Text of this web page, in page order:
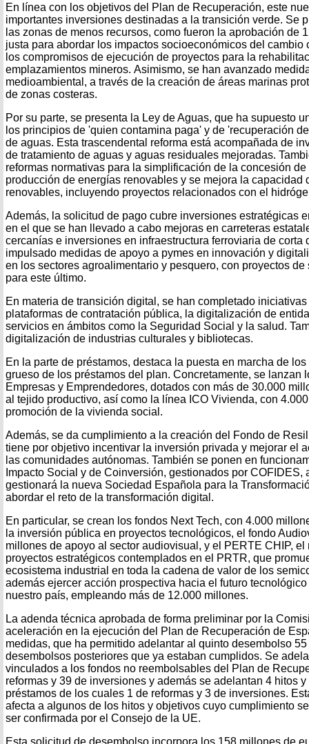
En línea con los objetivos del Plan de Recuperación, este
importantes inversiones destinadas a la transición verde. Se
las zonas de menos recursos, como fueron la aprobación de
justa para abordar los impactos socioeconómicos del cambio
los compromisos de ejecución de proyectos para la
emplazamientos mineros. Asimismo, se han avanzado
medioambiental, a través de la creación de áreas marinas
de zonas costeras.
Por su parte, se presenta la Ley de Aguas, que ha supuesto
los principios de 'quien contamina paga' y de 'recuperación
de aguas. Esta trascendental reforma está acompañada de
de tratamiento de aguas y aguas residuales mejoradas.
reformas normativas para la simplificación de la concesión
producción de energías renovables y se mejora la capacidad
renovables, incluyendo proyectos relacionados con el
Además, la solicitud de pago cubre inversiones estratégicas
en el que se han llevado a cabo mejoras en carreteras
cercanías e inversiones en infraestructura ferroviaria de corta
impulsado medidas de apoyo a pymes en innovación y
en los sectores agroalimentario y pesquero, con proyectos
para este último.
En materia de transición digital, se han completado
plataformas de contratación pública, la digitalización de
servicios en ámbitos como la Seguridad Social y la salud.
digitalización de industrias culturales y bibliotecas.
En la parte de préstamos, destaca la puesta en marcha de
grueso de los préstamos del plan. Concretamente, se lanzan
Empresas y Emprendedores, dotados con más de 30.000
al tejido productivo, así como la línea ICO Vivienda, con
promoción de la vivienda social.
Además, se da cumplimiento a la creación del Fondo de
tiene por objetivo incentivar la inversión privada y mejorar el
las comunidades autónomas. También se ponen en
Impacto Social y de Coinversión, gestionados por COFIDES,
gestionará la nueva Sociedad Española para la
abordar el reto de la transformación digital.
En particular, se crean los fondos Next Tech, con 4.000
la inversión pública en proyectos tecnológicos, el fondo
millones de apoyo al sector audiovisual, y el PERTE CHIP,
proyectos estratégicos contemplados en el PRTR, que
ecosistema industrial en toda la cadena de valor de los
además ejercer acción prospectiva hacia el futuro
nuestro país, empleando más de 12.000 millones.
La adenda técnica aprobada de forma preliminar por la
aceleración en la ejecución del Plan de Recuperación de
medidas, que ha permitido adelantar al quinto desembolso
desembolsos posteriores que ya estaban cumplidos. Se
vinculados a los fondos no reembolsables del Plan de
reformas y 39 de inversiones y además se adelantan 4 hitos
préstamos de los cuales 1 de reformas y 3 de inversiones.
afecta a algunos de los hitos y objetivos cuyo cumplimiento
ser confirmada por el Consejo de la UE.
Esta solicitud de desembolso incorpora los 158 millones de